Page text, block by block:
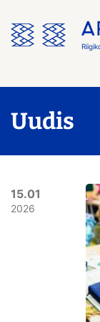
menüü
vahele
Uudis
15.01
2026